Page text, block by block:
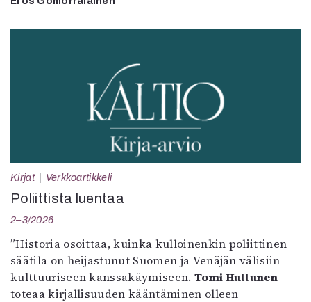
Kirjat Verkkoartikkeli
Poliittista luentaa
2–3/2026
”Historia osoittaa, kuinka kulloinenkin poliittinen
säätila on heijastunut Suomen ja Venäjän välisiin
kulttuuriseen kanssakäymiseen. Tomi Huttunen
toteaa kirjallisuuden kääntäminen olleen